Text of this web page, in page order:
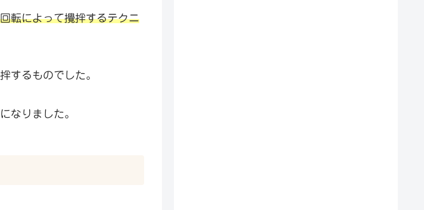
転によって攪拌するテクニ
するものでした。
なりました。